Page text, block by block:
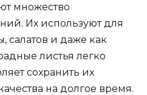
множество
Их используют для
салатов и даже как
листья легко
сохранить их
на долгое время.